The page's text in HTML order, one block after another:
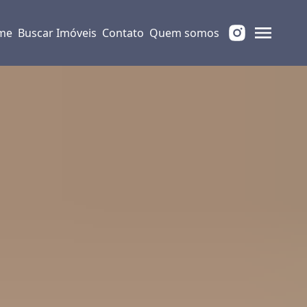
Buscar Imóveis Contato Quem somos